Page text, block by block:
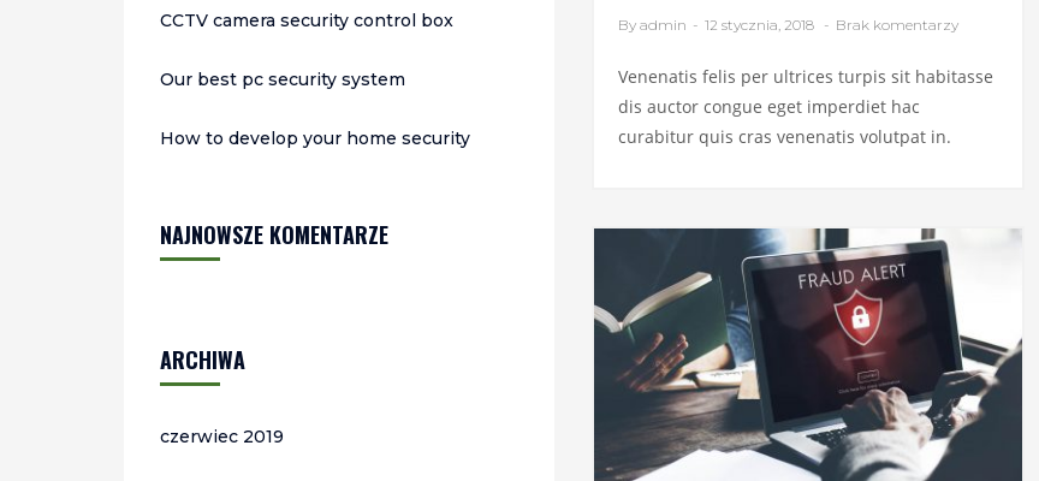
CCTV camera security control box
Our best pc security system
How to develop your home security
NAJNOWSZE KOMENTARZE
ARCHIWA
czerwiec 2019
By admin - 12 stycznia, 2018 - Brak komentarzy
Venenatis felis per ultrices turpis sit habitasse
dis auctor congue eget imperdiet hac
curabitur quis cras venenatis volutpat in.